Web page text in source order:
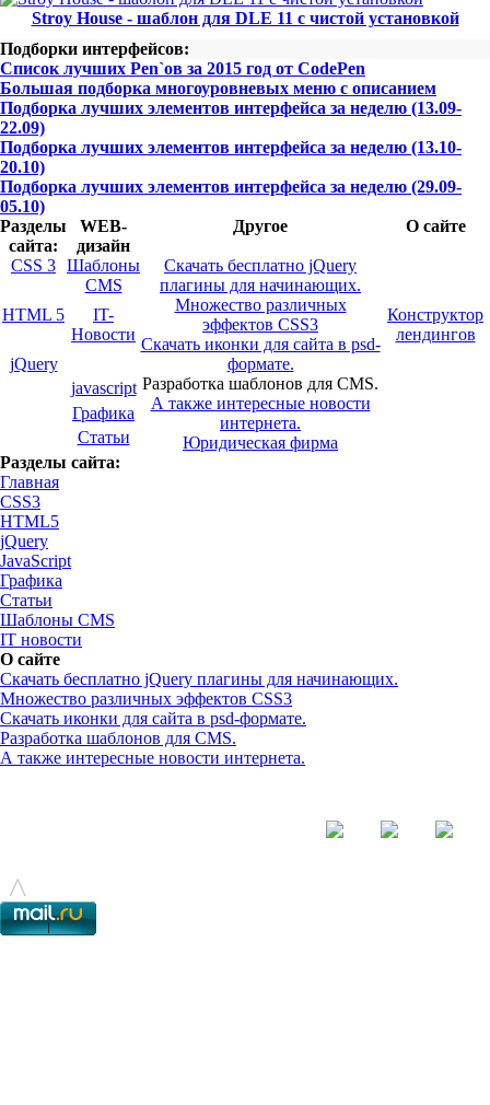
Stroy House - шаблон для DLE 11 с чистой установкой
Подборки интерфейсов:
Список лучших Pen`ов за 2015 год от CodePen
Большая подборка многоуровневых меню с описанием
Подборка лучших элементов интерфейса за неделю (13.09-
22.09)
Подборка лучших элементов интерфейса за неделю (13.10-
20.10)
Подборка лучших элементов интерфейса за неделю (29.09-
05.10)
Разделы
сайта:
WEB-
дизайн
Другое О сайте
CSS 3 Шаблоны
CMS
Скачать бесплатно jQuery
плагины для начинающих.
Множество различных
эффектов CSS3
Скачать иконки для сайта в psd-
формате.
Разработка шаблонов для CMS.
А также интересные новости
интернета.
Юридическая фирма
HTML 5
IT-
Новости
Конструктор
лендингов
jQuery
javascript
Графика
Статьи
Разделы сайта:
Главная
CSS3
HTML5
jQuery
JavaScript
Графика
Статьи
Шаблоны CMS
IT новости
О сайте
Скачать бесплатно jQuery плагины для начинающих.
Множество различных эффектов CSS3
Скачать иконки для сайта в psd-формате.
Разработка шаблонов для CMS.
А также интересные новости интернета.
© - 2015-2017 - helix.su - все для вашего сайта |
^